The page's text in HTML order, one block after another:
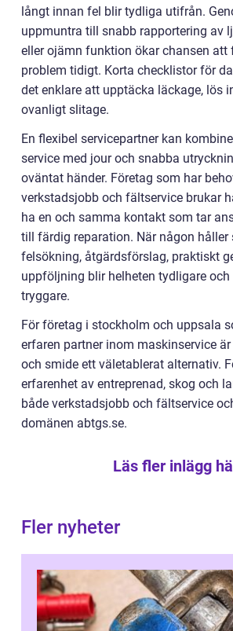
långt innan fel blir tydliga utifrån.
uppmuntra till snabb rapportering av
eller ojämn funktion ökar chansen att
problem tidigt. Korta checklistor för
det enklare att upptäcka läckage, lös
ovanligt slitage.
En flexibel servicepartner kan
service med jour och snabba
oväntat händer. Företag som har
verkstadsjobb och fältservice brukar
ha en och samma kontakt som tar
till färdig reparation. När någon håller
felsökning, åtgärdsförslag, praktiskt
uppföljning blir helheten tydligare
tryggare.
För företag i stockholm och uppsala
erfaren partner inom maskinservice
och smide ett väletablerat alternativ.
erfarenhet av entreprenad, skog och
både verkstadsjobb och fältservice
domänen abtgs.se.
Läs fler inlägg
Fler nyheter